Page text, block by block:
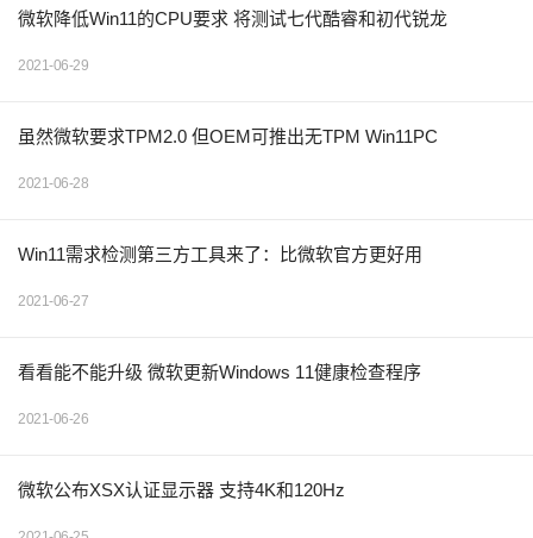
微软降低Win11的CPU要求 将测试七代酷睿和初代锐龙
2021-06-29
虽然微软要求TPM2.0 但OEM可推出无TPM Win11PC
2021-06-28
Win11需求检测第三方工具来了：比微软官方更好用
2021-06-27
看看能不能升级 微软更新Windows 11健康检查程序
2021-06-26
微软公布XSX认证显示器 支持4K和120Hz